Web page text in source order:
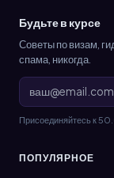
Будьте в курсе
Советы по визам,
спама, никогда.
Присоединяйтесь к
ПОПУЛЯРНОЕ